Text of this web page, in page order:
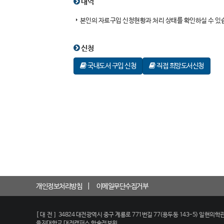
내역
본인의 자료구입 신청현황과 처리 상태를 확인하실 수 있
신청
국내도서 구입 신청 직접 희망도서신청
개인정보처리방침 이메일무단수집거부
[대전]
34824 대전광역시 중구 계룡로 771번길 77(용두동 143-5) 일현의학